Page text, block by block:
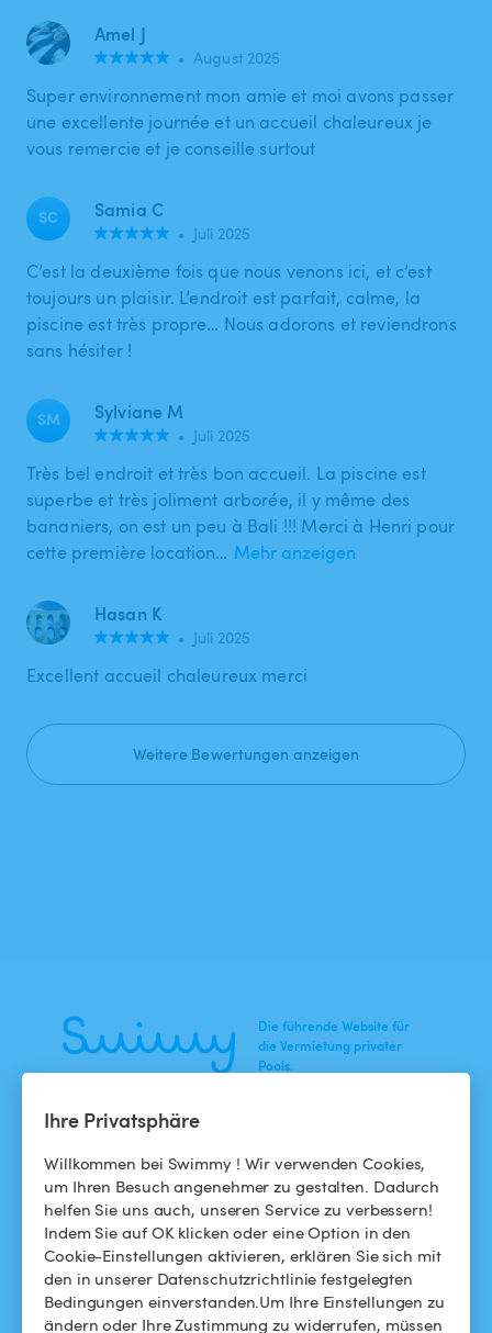
Ihre Privatsphäre
Willkommen bei Swimmy ! Wir verwenden Cookies,
um Ihren Besuch angenehmer zu gestalten. Dadurch
helfen Sie uns auch, unseren Service zu verbessern!
Indem Sie auf OK klicken oder eine Option in den
Cookie-Einstellungen aktivieren, erklären Sie sich mit
den in unserer Datenschutzrichtlinie festgelegten
Bedingungen einverstanden.Um Ihre Einstellungen zu
ändern oder Ihre Zustimmung zu widerrufen, müssen
Amel J
• August 2025
Super environnement mon amie et moi avons passer
une excellente journée et un accueil chaleureux je
vous remercie et je conseille surtout
SC Samia C
• Juli 2025
C’est la deuxième fois que nous venons ici, et c’est
toujours un plaisir. L’endroit est parfait, calme, la
piscine est très propre… Nous adorons et reviendrons
sans hésiter !
SM Sylviane M
• Juli 2025
Très bel endroit et très bon accueil. La piscine est
superbe et très joliment arborée, il y même des
bananiers, on est un peu à Bali !!! Merci à Henri pour
cette première location… Mehr anzeigen
Hasan K
• Juli 2025
Excellent accueil chaleureux merci
Weitere Bewertungen anzeigen
Die führende Website für
die Vermietung privater
Pools.
NEWS
Blog
Swimmy in den Medien
Das Swimmy-Abenteuer
Für Badegäste
Für Gastgeber
Meinen Pool vermieten
So funktioniert's